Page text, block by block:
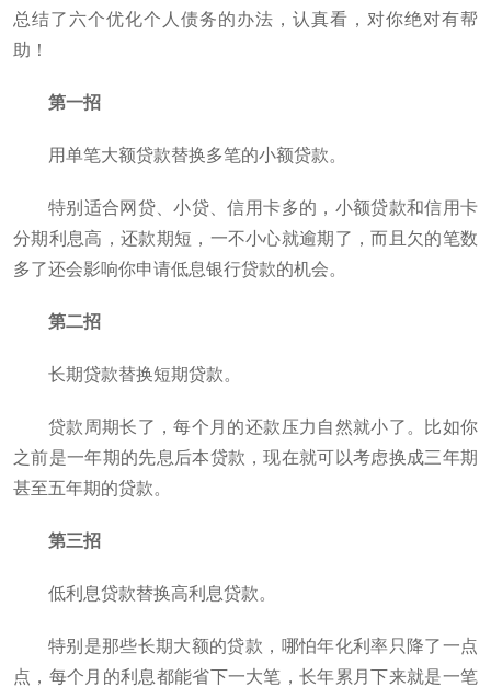
总结了六个优化个人债务的办法，认真看，对你绝对有帮
助！
第一招
用单笔大额贷款替换多笔的小额贷款。
特别适合网贷、小贷、信用卡多的，小额贷款和信用卡
分期利息高，还款期短，一不小心就逾期了，而且欠的笔数
多了还会影响你申请低息银行贷款的机会。
第二招
长期贷款替换短期贷款。
贷款周期长了，每个月的还款压力自然就小了。比如你
之前是一年期的先息后本贷款，现在就可以考虑换成三年期
甚至五年期的贷款。
第三招
低利息贷款替换高利息贷款。
特别是那些长期大额的贷款，哪怕年化利率只降了一点
点，每个月的利息都能省下一大笔，长年累月下来就是一笔